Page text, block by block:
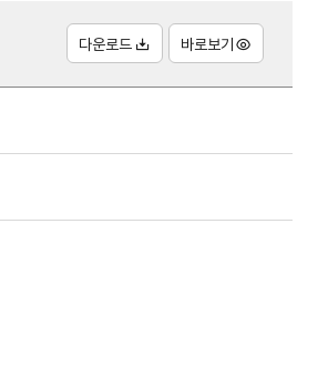
다운로드 바로보기